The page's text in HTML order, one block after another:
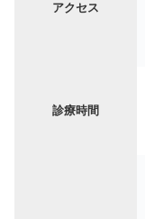
アクセス
診療時間